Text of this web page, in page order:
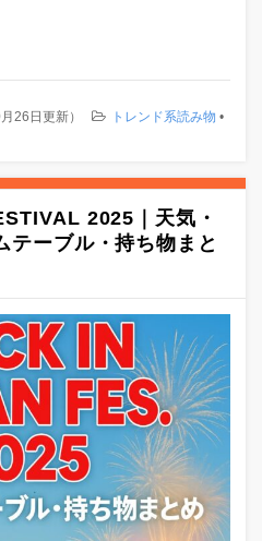
26日更新） トレンド系読み物 •
2025｜天気・
テーブル・持ち物まと